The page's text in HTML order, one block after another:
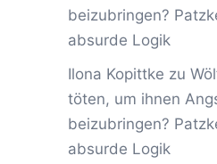
beizubringen?
absurde Logik
Ilona Kopittke zu
töten, um ihnen
beizubringen?
absurde Logik